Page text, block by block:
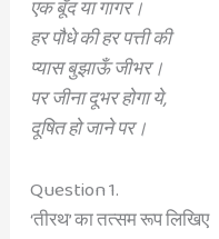
एक बूँद या गागर।
हर पौधे की हर पत्ती की
प्यास बुझाऊँ जीभर।
पर जीना दूभर होगा ये,
दूषित हो जाने पर।
Question 1.
‘तीरथ’ का तत्सम रूप लिखिए